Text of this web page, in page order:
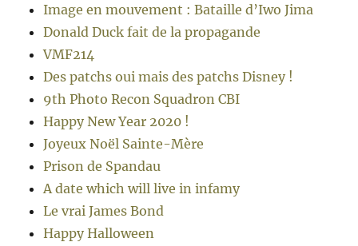
Image en mouvement : Bataille d’Iwo Jima
Donald Duck fait de la propagande
VMF214
Des patchs oui mais des patchs Disney !
9th Photo Recon Squadron CBI
Happy New Year 2020 !
Joyeux Noël Sainte-Mère
Prison de Spandau
A date which will live in infamy
Le vrai James Bond
Happy Halloween